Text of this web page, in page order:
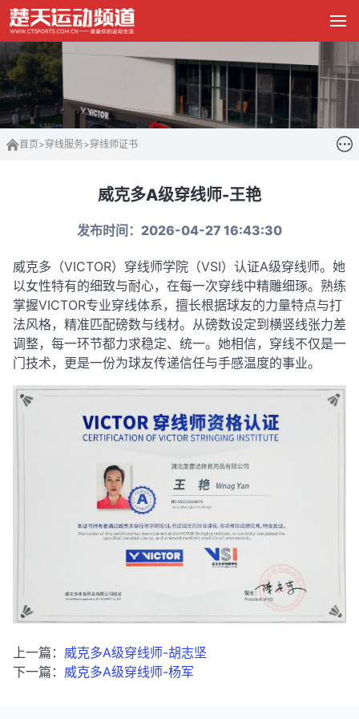
首页>穿线服务>穿线师证书
威克多A级穿线师-王艳
发布时间：2026-04-27 16:43:30
威克多（VICTOR）穿线师学院（VSI）认证A级穿线师。她
以女性特有的细致与耐心，在每一次穿线中精雕细琢。熟练
掌握VICTOR专业穿线体系，擅长根据球友的力量特点与打
法风格，精准匹配磅数与线材。从磅数设定到横竖线张力差
调整，每一环节都力求稳定、统一。她相信，穿线不仅是一
门技术，更是一份为球友传递信任与手感温度的事业。
上一篇： 威克多A级穿线师-胡志坚
下一篇： 威克多A级穿线师-杨军